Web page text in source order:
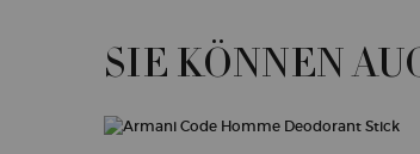
PDP Slot 1 SectionSIE KÖNNEN